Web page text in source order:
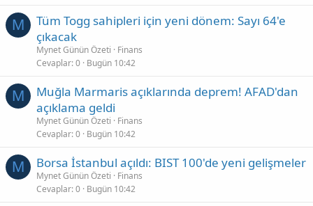
M
Tüm Togg sahipleri için yeni dönem: Sayı 64'e
çıkacak
Mynet Günün Özeti
Finans
Cevaplar 0 Bugün 10:42
M
Muğla Marmaris açıklarında deprem! AFAD'dan
açıklama geldi
Mynet Günün Özeti
Finans
Cevaplar 0 Bugün 10:42
M Borsa İstanbul açıldı: BIST 100'de yeni gelişmeler
Mynet Günün Özeti
Finans
Cevaplar 0 Bugün 10:42